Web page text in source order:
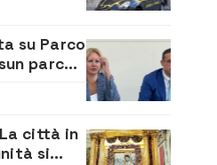
a
su Parco
parco
città in
si